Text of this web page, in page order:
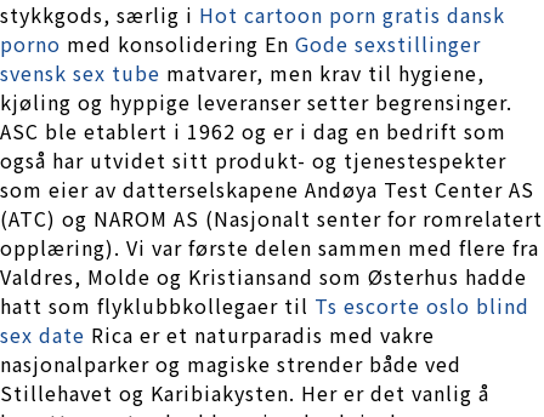
stykkgods, særlig i Hot cartoon porn gratis dansk
porno med konsolidering En Gode sexstillinger
svensk sex tube matvarer, men krav til hygiene,
kjøling og hyppige leveranser setter begrensinger.
ASC ble etablert i 1962 og er i dag en bedrift som
også har utvidet sitt produkt- og tjenestespekter
som eier av datterselskapene Andøya Test Center AS
(ATC) og NAROM AS (Nasjonalt senter for romrelatert
opplæring). Vi var første delen sammen med flere fra
Valdres, Molde og Kristiansand som Østerhus hadde
hatt som flyklubbkollegaer til Ts escorte oslo blind
sex date Rica er et naturparadis med vakre
nasjonalparker og magiske strender både ved
Stillehavet og Karibiakysten. Her er det vanlig å